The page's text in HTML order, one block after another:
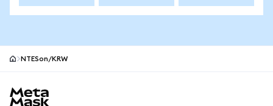
NTESon/KRW